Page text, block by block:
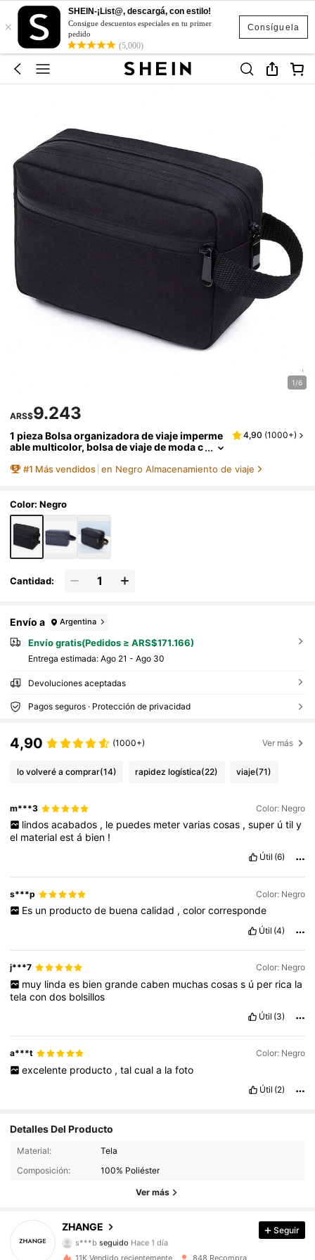
Consíguela
×
SHEIN-¡List@, descargá, con estilo!
Consigue descuentos especiales en tu primer
pedido
(5,000)
1/6
ARS$9.243
1 pieza Bolsa organizadora de viaje imperme
able multicolor, bolsa de viaje de moda c
ara hombres
4,90 (1000+)
#1 Más vendidos en Negro Almacenamiento de viaje
Color: Negro
Cantidad:
Envío a Argentina
Envío gratis(Pedidos ≥ ARS$171.166)
Entrega estimada: Ago 21 - Ago 30
Devoluciones aceptadas
Pagos seguros · Protección de privacidad
4,90 (1000+) Ver más
lo volveré a comprar(14) rapidez logística(22) viaje(71)
m***3 Color: Negro
lindos acabados , le puedes meter varias cosas , super ú til y
el materialestá bien !
Útil (6)
s***p Color: Negro
Es un producto de buena calidad , color corresponde
Útil (4)
j***7 Color: Negro
muy linda es bien grande caben muchas cosas s ú per rica la
telacondos bolsillos
Útil (3)
a***t Color: Negro
excelente producto , tal cual a la foto
Útil (2)
Detalles Del Producto
Material:
Tela
Composición:
100% Poliéster
Ver más
ZHANGE
100 Seguidores
4,90
100 Seguidores
Seguir